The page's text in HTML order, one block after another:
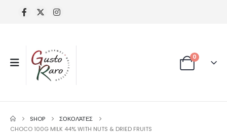
0
SHOP
ΣΟΚΟΛΆΤΕΣ
CHOCO 100G MILK 44% WITH NUTS & DRIED FRUITS